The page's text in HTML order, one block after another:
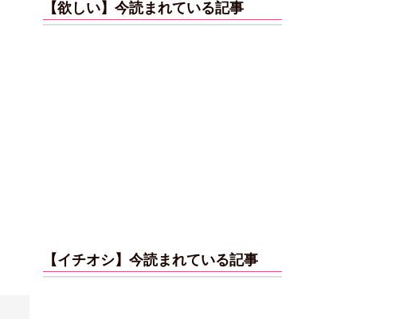
【欲しい】今読まれている記事
【イチオシ】今読まれている記事